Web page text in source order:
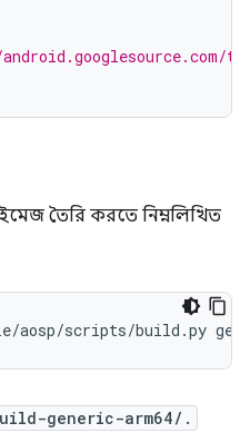
তৈরি করতে নিম্নলিখিত
generic-arm64/.